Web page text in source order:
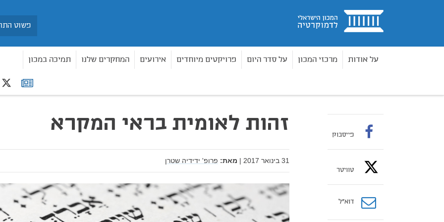
בית
על אודות מרכזי המכון על סדר היום פרויקטים מיוחדים אירועים המחקרים שלנו תמיכה במכון
רשימת
תפוצה
זהות לאומית בראי המקרא
31 בינואר 2017 | מאת: פרופ' ידידיה שטרן
פייסבוק
טוויטר
דוא”ל